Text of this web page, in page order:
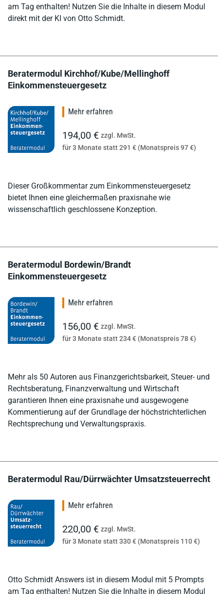
am Tag enthalten! Nutzen Sie die Inhalte in diesem Modul
direkt mit der KI von Otto Schmidt.
Beratermodul Kirchhof/Kube/Mellinghoff
Einkommensteuergesetz
Dieser Großkommentar zum Einkommensteuergesetz
bietet Ihnen eine gleichermaßen praxisnahe wie
wissenschaftlich geschlossene Konzeption.
Mehr erfahren
194,00 € zzgl. MwSt.
für 3 Monate statt 291 € (Monatspreis 97 €)
Beratermodul Bordewin/Brandt
Einkommensteuergesetz
Mehr als 50 Autoren aus Finanzgerichtsbarkeit, Steuer- und
Rechtsberatung, Finanzverwaltung und Wirtschaft
garantieren Ihnen eine praxisnahe und ausgewogene
Kommentierung auf der Grundlage der höchstrichterlichen
Rechtsprechung und Verwaltungspraxis.
Mehr erfahren
156,00 € zzgl. MwSt.
für 3 Monate statt 234 € (Monatspreis 78 €)
Beratermodul Rau/Dürrwächter Umsatzsteuerrecht
Otto Schmidt Answers ist in diesem Modul mit 5 Prompts
am Tag enthalten! Nutzen Sie die Inhalte in diesem Modul
Mehr erfahren
220,00 € zzgl. MwSt.
für 3 Monate statt 330 € (Monatspreis 110 €)